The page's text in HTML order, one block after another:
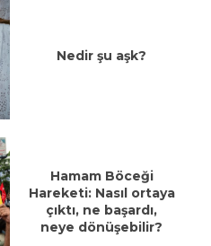
Nedir şu aşk?
Hamam Böceği
Hareketi: Nasıl ortaya
çıktı, ne başardı,
neye dönüşebilir?